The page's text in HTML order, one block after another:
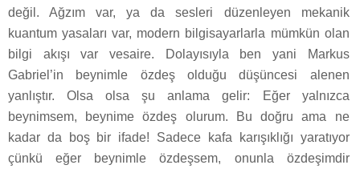
değil. Ağzım var, ya da sesleri düzenleyen mekanik
kuantum yasaları var, modern bilgisayarlarla mümkün olan
bilgi akışı var vesaire. Dolayısıyla ben yani Markus
Gabriel’in beynimle özdeş olduğu düşüncesi alenen
yanlıştır. Olsa olsa şu anlama gelir: Eğer yalnızca
beynimsem, beynime özdeş olurum. Bu doğru ama ne
kadar da boş bir ifade! Sadece kafa karışıklığı yaratıyor
çünkü eğer beynimle özdeşsem, onunla özdeşimdir